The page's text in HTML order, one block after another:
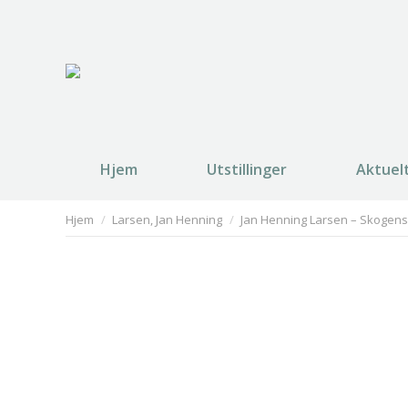
Hjem Utstillinger
You are here:
Hjem Larsen, Jan Henning Jan Henning Larsen –